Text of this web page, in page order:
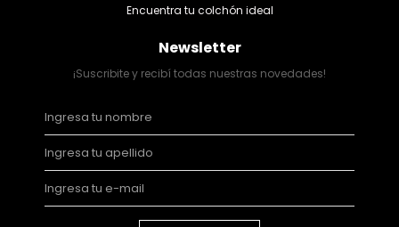
Encuentra tu colchón ideal
Newsletter
¡Suscribite y recibí todas nuestras novedades!